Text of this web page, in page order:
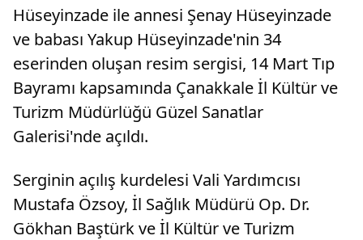
Hüseyinzade ile annesi Şenay Hüseyinzade
ve babası Yakup Hüseyinzade'nin 34
eserinden oluşan resim sergisi, 14 Mart Tıp
Bayramı kapsamında Çanakkale İl Kültür ve
Turizm Müdürlüğü Güzel Sanatlar
Galerisi'nde açıldı.
Serginin açılış kurdelesi Vali Yardımcısı
Mustafa Özsoy, İl Sağlık Müdürü Op. Dr.
Gökhan Baştürk ve İl Kültür ve Turizm